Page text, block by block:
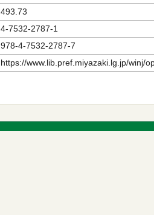
493.73
4-7532-2787-1
978-4-7532-2787-7
https://www.lib.pref.miyazaki.lg.jp/winj/